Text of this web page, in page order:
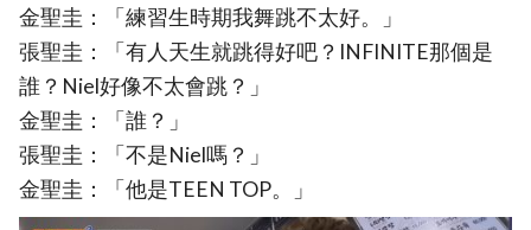
金聖圭：「練習生時期我舞跳不太好。」
張聖圭：「有人天生就跳得好吧？INFINITE那個是
誰？Niel好像不太會跳？」
金聖圭：「誰？」
張聖圭：「不是Niel嗎？」
金聖圭：「他是TEEN TOP。」